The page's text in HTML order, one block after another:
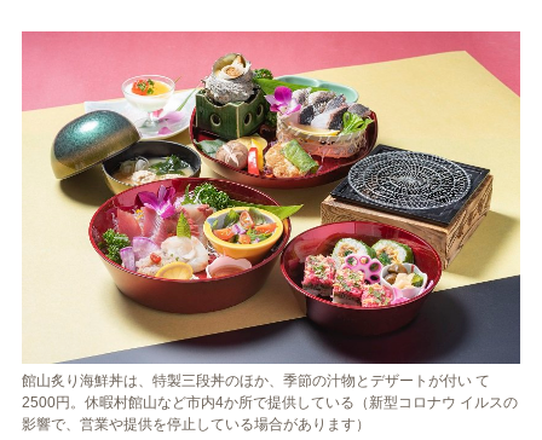
館山炙り海鮮丼は、特製三段丼のほか、季節の汁物とデザートが付い て
2500円。休暇村館山など市内4か所で提供している（新型コロナウ イルスの
影響で、営業や提供を停止している場合があります）